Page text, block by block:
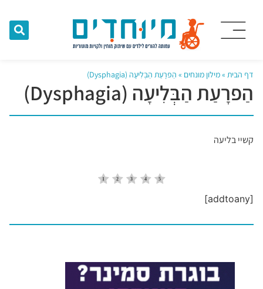
דף הבית »מילון מונחים » הַפרָעַת הַבְּלִיעָה (Dysphagia)
הַפרָעַת הַבְּלִיעָה (Dysphagia)
קשיי בליעה
[addtoany]